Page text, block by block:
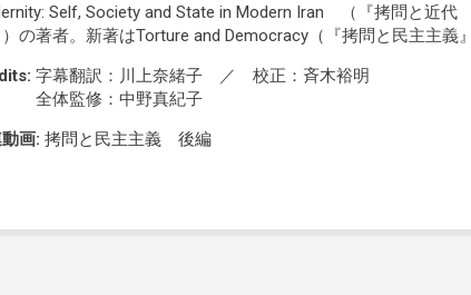
Self, Society and State in Modern Iran （『拷問と近
の著者。新著はTorture and Democracy（『拷問と民主主義』
字幕翻訳：川上奈緒子 ／ 校正：斉木裕明
全体監修：中野真紀子
画: 拷問と民主主義 後編